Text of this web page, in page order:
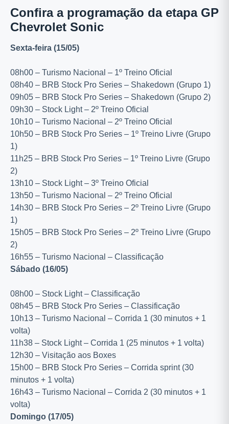
Confira a programação da etapa GP
Chevrolet Sonic
Sexta-feira (15/05)
08h00 – Turismo Nacional – 1º Treino Oficial
08h40 – BRB Stock Pro Series – Shakedown (Grupo 1)
09h05 – BRB Stock Pro Series – Shakedown (Grupo 2)
09h30 – Stock Light – 2º Treino Oficial
10h10 – Turismo Nacional – 2º Treino Oficial
10h50 – BRB Stock Pro Series – 1º Treino Livre (Grupo
1)
11h25 – BRB Stock Pro Series – 1º Treino Livre (Grupo
2)
13h10 – Stock Light – 3º Treino Oficial
13h50 – Turismo Nacional – 2º Treino Oficial
14h30 – BRB Stock Pro Series – 2º Treino Livre (Grupo
1)
15h05 – BRB Stock Pro Series – 2º Treino Livre (Grupo
2)
16h55 – Turismo Nacional – Classificação
Sábado (16/05)
08h00 – Stock Light – Classificação
08h45 – BRB Stock Pro Series – Classificação
10h13 – Turismo Nacional – Corrida 1 (30 minutos + 1
volta)
11h38 – Stock Light – Corrida 1 (25 minutos + 1 volta)
12h30 – Visitação aos Boxes
15h00 – BRB Stock Pro Series – Corrida sprint (30
minutos + 1 volta)
16h43 – Turismo Nacional – Corrida 2 (30 minutos + 1
volta)
Domingo (17/05)